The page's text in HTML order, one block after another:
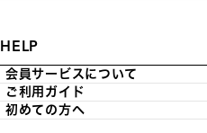
HELP
会員サービスについて
ご利用ガイド
初めての方へ